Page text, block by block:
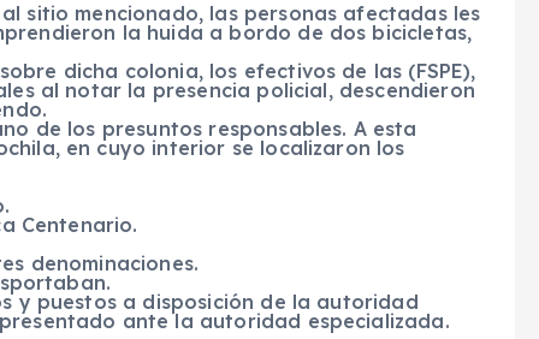
sitio mencionado, las personas afectadas les
la huida a bordo de dos bicicletas,
dicha colonia, los efectivos de las (FSPE),
al notar la presencia policial, descendieron
de los presuntos responsables. A esta
en cuyo interior se localizaron los
Centenario.
denominaciones.
y puestos a disposición de la autoridad
ante la autoridad especializada.